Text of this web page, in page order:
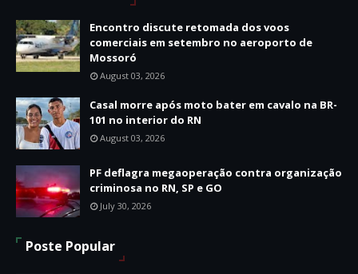
Encontro discute retomada dos voos
comerciais em setembro no aeroporto de
Mossoró
August 03, 2026
Casal morre após moto bater em cavalo na BR-
101 no interior do RN
August 03, 2026
PF deflagra megaoperação contra organização
criminosa no RN, SP e GO
July 30, 2026
Poste Popular